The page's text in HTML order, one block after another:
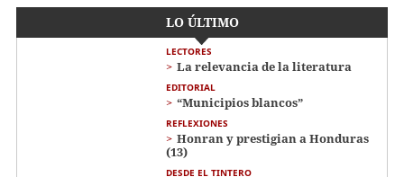
LO ÚLTIMO
LECTORES
La relevancia de la literatura
EDITORIAL
“Municipios blancos”
REFLEXIONES
Honran y prestigian a Honduras
(13)
DESDE EL TINTERO